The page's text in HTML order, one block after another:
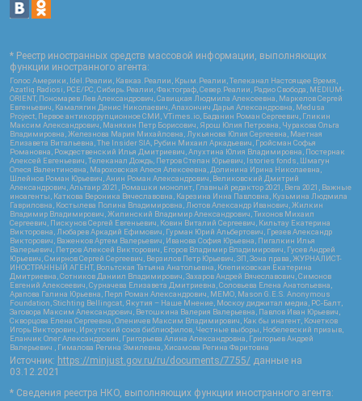
* Реестр иностранных средств массовой информации, выполняющих
функции иностранного агента:
Голос Америки, Idel.Реалии, Кавказ.Реалии, Крым.Реалии, Телеканал Настоящее Время,
Azatliq Radiosi, PCE/PC, Сибирь.Реалии, Фактограф, Север.Реалии, Радио Свобода, MEDIUM-
ORIENT, Пономарев Лев Александрович, Савицкая Людмила Алексеевна, Маркелов Сергей
Евгеньевич, Камалягин Денис Николаевич, Апахончич Дарья Александровна, Medusa
Project, Первое антикоррупционное СМИ, VTimes.io, Баданин Роман Сергеевич, Гликин
Максим Александрович, Маняхин Петр Борисович, Ярош Юлия Петровна, Чуракова Ольга
Владимировна, Железнова Мария Михайловна, Лукьянова Юлия Сергеевна, Маетная
Елизавета Витальевна, The Insider SIA, Рубин Михаил Аркадьевич, Гройсман Софья
Романовна, Рождественский Илья Дмитриевич, Апухтина Юлия Владимировна, Постернак
Алексей Евгеньевич, Телеканал Дождь, Петров Степан Юрьевич, Istories fonds, Шмагун
Олеся Валентиновна, Мароховская Алеся Алексеевна, Долинина Ирина Николаевна,
Шлейнов Роман Юрьевич, Анин Роман Александрович, Великовский Дмитрий
Александрович, Альтаир 2021, Ромашки монолит, Главный редактор 2021, Вега 2021, Важные
иноагенты, Каткова Вероника Вячеславовна, Карезина Инна Павловна, Кузьмина Людмила
Гавриловна, Костылева Полина Владимировна, Лютов Александр Иванович, Жилкин
Владимир Владимирович, Жилинский Владимир Александрович, Тихонов Михаил
Сергеевич, Пискунов Сергей Евгеньевич, Ковин Виталий Сергеевич, Кильтау Екатерина
Викторовна, Любарев Аркадий Ефимович, Гурман Юрий Альбертович, Грезев Александр
Викторович, Важенков Артем Валерьевич, Иванова София Юрьевна, Пигалкин Илья
Валерьевич, Петров Алексей Викторович, Егоров Владимир Владимирович, Гусев Андрей
Юрьевич, Смирнов Сергей Сергеевич, Верзилов Петр Юрьевич, ЗП, Зона права, ЖУРНАЛИСТ-
ИНОСТРАННЫЙ АГЕНТ, Вольтская Татьяна Анатольевна, Клепиковская Екатерина
Дмитриевна, Сотников Даниил Владимирович, Захаров Андрей Вячеславович, Симонов
Евгений Алексеевич, Сурначева Елизавета Дмитриевна, Соловьева Елена Анатольевна,
Арапова Галина Юрьевна, Перл Роман Александрович, МЕМО, Mason G.E.S. Anonymous
Foundation, Stichting Bellingcat, Якутия – Наше Мнение, Москоу диджитал медиа, РС-Балт,
Заговора Максим Александрович, Ветошкина Валерия Валерьевна, Павлов Иван Юрьевич,
Скворцова Елена Сергеевна, Оленичев Максим Владимирович, Как бы инагент, Кочетков
Игорь Викторович, Иркутский союз библиофилов, Честные выборы, Нобелевский призыв,
Еланчик Олег Александрович, Григорьева Алина Александровна, Григорьев Андрей
Валерьевич , Гималова Регина Эмилевна, Хисамова Регина Фаритовна
Источник: https://minjust.gov.ru/ru/documents/7755/ данные на
03.12.2021
* Сведения реестра НКО, выполняющих функции иностранного агента: